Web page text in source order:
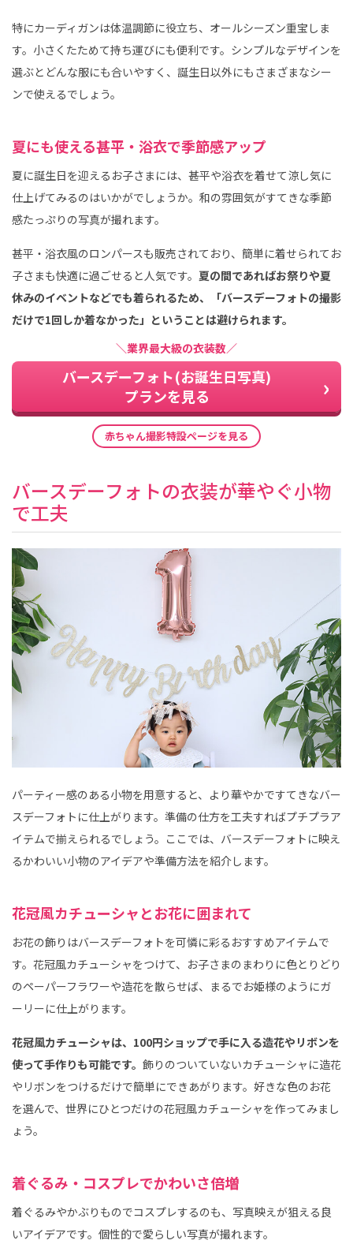
特にカーディガンは体温調節に役立ち、オールシーズン重宝しま
す。小さくたためて持ち運びにも便利です。シンプルなデザインを
選ぶとどんな服にも合いやすく、誕生日以外にもさまざまなシー
ンで使えるでしょう。
夏にも使える甚平・浴衣で季節感アップ
夏に誕生日を迎えるお子さまには、甚平や浴衣を着せて涼し気に
仕上げてみるのはいかがでしょうか。和の雰囲気がすてきな季節
感たっぷりの写真が撮れます。
甚平・浴衣風のロンパースも販売されており、簡単に着せられてお
子さまも快適に過ごせると人気です。 夏の間であればお祭りや夏
休みのイベントなどでも着られるため、「バースデーフォトの撮影
だけで1回しか着なかった」ということは避けられます。
＼業界最大級の衣装数／
バースデーフォト(お誕生日写真)
プランを見る
赤ちゃん撮影特設ページを見る
バースデーフォトの衣装が華やぐ小物
で工夫
パーティー感のある小物を用意すると、より華やかですてきなバー
スデーフォトに仕上がります。準備の仕方を工夫すればプチプラア
イテムで揃えられるでしょう。ここでは、バースデーフォトに映え
るかわいい小物のアイデアや準備方法を紹介します。
花冠風カチューシャとお花に囲まれて
お花の飾りはバースデーフォトを可憐に彩るおすすめアイテムで
す。花冠風カチューシャをつけて、お子さまのまわりに色とりどり
のペーパーフラワーや造花を散らせば、まるでお姫様のようにガ
ーリーに仕上がります。
花冠風カチューシャは、100円ショップで手に入る造花やリボンを
使って手作りも可能です。 飾りのついていないカチューシャに造花
やリボンをつけるだけで簡単にできあがります。好きな色のお花
を選んで、世界にひとつだけの花冠風カチューシャを作ってみまし
ょう。
着ぐるみ・コスプレでかわいさ倍増
着ぐるみやかぶりものでコスプレするのも、写真映えが狙える良
いアイデアです。個性的で愛らしい写真が撮れます。